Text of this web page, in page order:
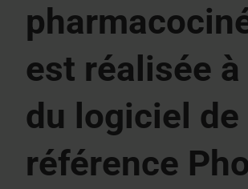
est réalisée à
du logiciel de
référence